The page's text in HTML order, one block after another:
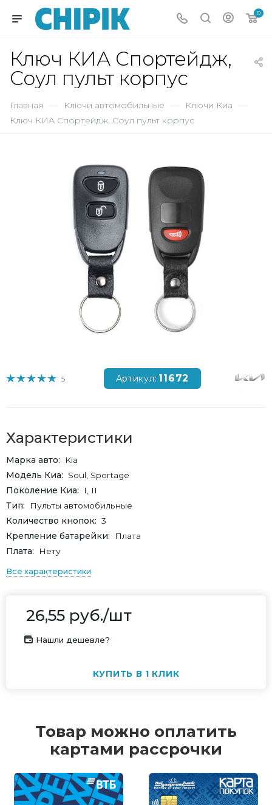
0
Ключ КИА Спортейдж,
Соул пульт корпус
Главная — Ключи автомобильные — Ключи Киа —
Ключ КИА Спортейдж, Соул пульт корпус
5 Артикул: 11672
Характеристики
Марка авто
Kia
Модель Киа
Soul, Sportage
Поколение Киа
I, II
Тип
Пульты автомобильные
Количество кнопок
3
Крепление батарейки
Плата
Плата
Нету
Все характеристики
26,55 руб./шт
Нашли дешевле?
КУПИТЬ В 1 КЛИК
Товар можно оплатить
картами рассрочки